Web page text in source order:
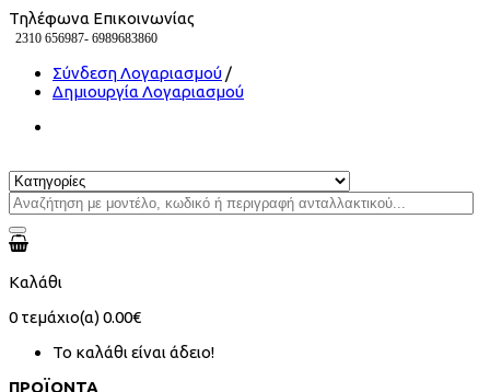
Τηλέφωνα Επικοινωνίας
2310 656987- 6989683860
Σύνδεση Λογαριασμού /
Δημιουργία Λογαριασμού
Καλάθι
0τεμάχιο(α)0.00€
Το καλάθι είναι άδειο!
ΠΡΟΪΟΝΤΑ